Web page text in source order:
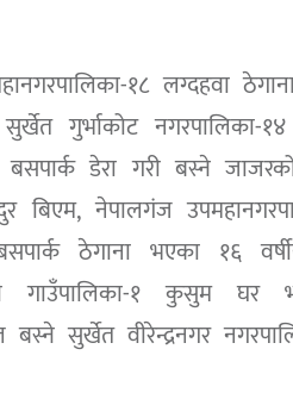
१८ लग्दहवा
गुर्भाकोट
बसपार्क डेरा गरी बस्ने
बिएम, नेपालगंज
ठेगाना भएका १६
गाउँपालिका-१ कुसुम
बस्ने सुर्खेत वीरेन्द्रनगर